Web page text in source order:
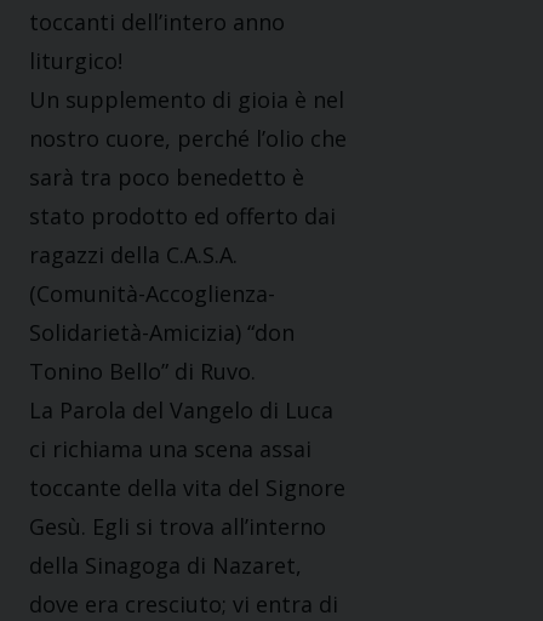
toccanti dell’intero anno
liturgico!
Un supplemento di gioia è nel
nostro cuore, perché l’olio che
sarà tra poco benedetto è
stato prodotto ed offerto dai
ragazzi della C.A.S.A.
(Comunità-Accoglienza-
Solidarietà-Amicizia) “don
Tonino Bello” di Ruvo.
La Parola del Vangelo di Luca
ci richiama una scena assai
toccante della vita del Signore
Gesù. Egli si trova all’interno
della Sinagoga di Nazaret,
dove era cresciuto; vi entra di